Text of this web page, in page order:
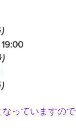
なっていますので